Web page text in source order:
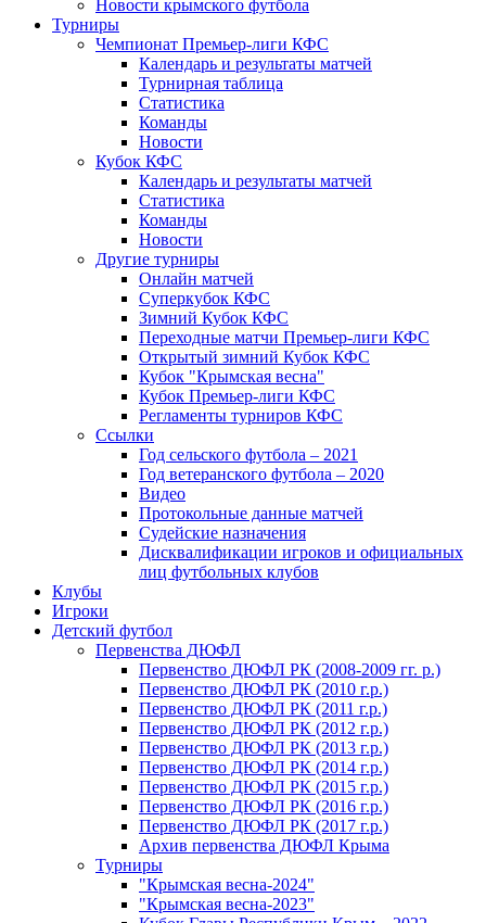
Новости крымского футбола
Турниры
Чемпионат Премьер-лиги КФС
Календарь и результаты матчей
Турнирная таблица
Статистика
Команды
Новости
Кубок КФС
Календарь и результаты матчей
Статистика
Команды
Новости
Другие турниры
Онлайн матчей
Суперкубок КФС
Зимний Кубок КФС
Переходные матчи Премьер-лиги КФС
Открытый зимний Кубок КФС
Кубок "Крымская весна"
Кубок Премьер-лиги КФС
Регламенты турниров КФС
Ссылки
Год сельского футбола – 2021
Год ветеранского футбола – 2020
Видео
Протокольные данные матчей
Судейские назначения
Дисквалификации игроков и официальных
лиц футбольных клубов
Клубы
Игроки
Детский футбол
Первенства ДЮФЛ
Первенство ДЮФЛ РК (2008-2009 гг. р.)
Первенство ДЮФЛ РК (2010 г.р.)
Первенство ДЮФЛ РК (2011 г.р.)
Первенство ДЮФЛ РК (2012 г.р.)
Первенство ДЮФЛ РК (2013 г.р.)
Первенство ДЮФЛ РК (2014 г.р.)
Первенство ДЮФЛ РК (2015 г.р.)
Первенство ДЮФЛ РК (2016 г.р.)
Первенство ДЮФЛ РК (2017 г.р.)
Архив первенства ДЮФЛ Крыма
Турниры
"Крымская весна-2024"
"Крымская весна-2023"